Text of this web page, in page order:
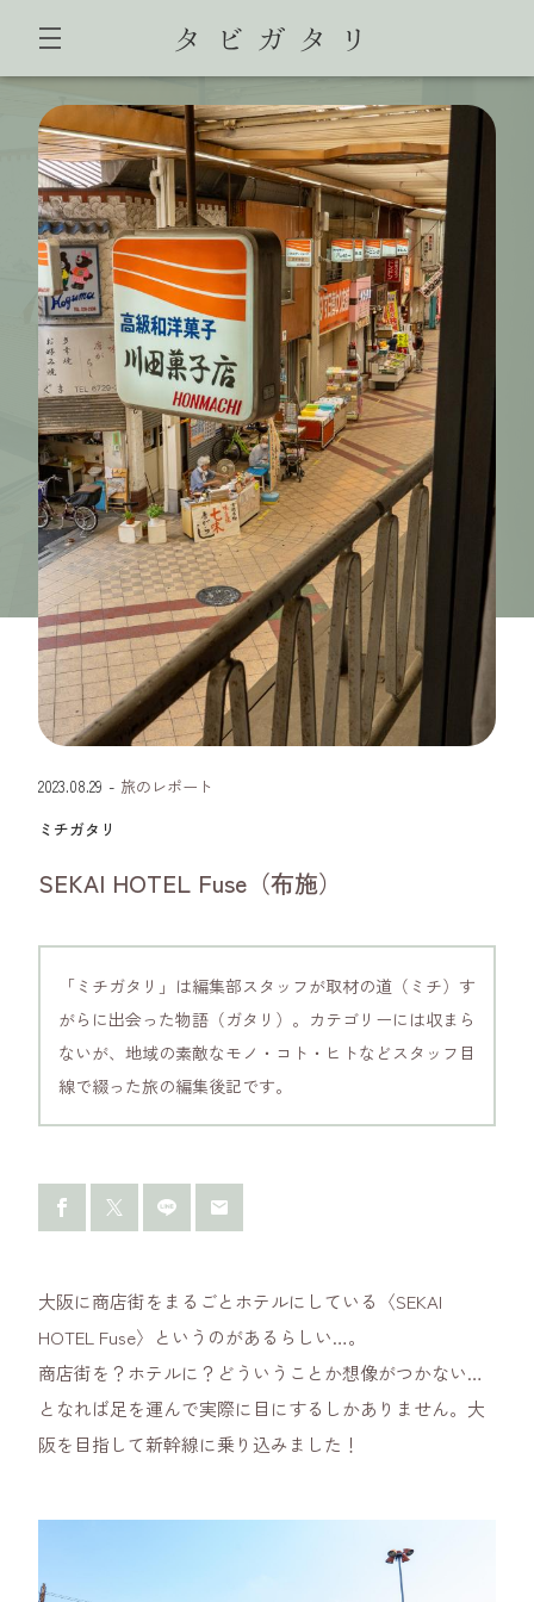
2023.08.29 - 旅のレポート
ミチガタリ
SEKAI HOTEL Fuse（布施）
「ミチガタリ」は編集部スタッフが取材の道（ミチ）す
がらに出会った物語（ガタリ）。カテゴリーには収まら
ないが、地域の素敵なモノ・コト・ヒトなどスタッフ目
線で綴った旅の編集後記です。
大阪に商店街をまるごとホテルにしている〈SEKAI
HOTEL Fuse〉というのがあるらしい…。
商店街を？ホテルに？どういうことか想像がつかない…
となれば足を運んで実際に目にするしかありません。大
阪を目指して新幹線に乗り込みました！